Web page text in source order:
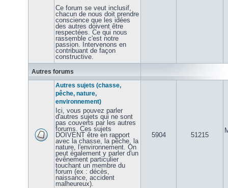
Ce forum se veut inclusif,
chacun de nous doit prendre
conscience que les idées
des autres doivent être
respectées. Ce qui nous
rassemble c'est notre
passion. Intervenons en
contribuant de façon
constructive.
Autres forums
Autres sujets (chasse,
pêche, nature,
environnement)
Ici, vous pouvez parler
d'autres sujets qui ne sont
pas couverts par les autres
forums. Ces sujets
DOIVENT être en rapport
avec la chasse, la pêche, la
nature, l'environnement. On
peut également y parler d'un
évênement particulier
touchant un membre du
forum (ex : décès,
naissance, accident
malheureux).
5904 51215